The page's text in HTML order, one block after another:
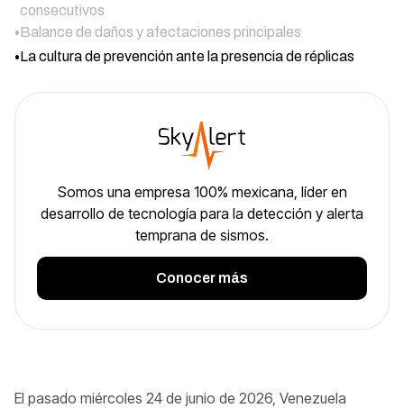
consecutivos
•Balance de daños y afectaciones principales
•La cultura de prevención ante la presencia de réplicas
Somos una empresa 100% mexicana, líder en
desarrollo de tecnología para la detección y alerta
temprana de sismos.
Conocer más
El pasado miércoles 24 de junio de 2026, Venezuela